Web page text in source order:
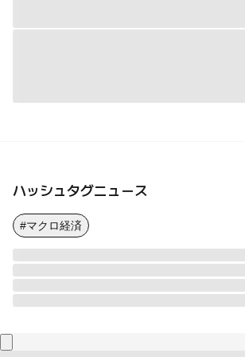
ハッシュタグニュース
#マクロ経済